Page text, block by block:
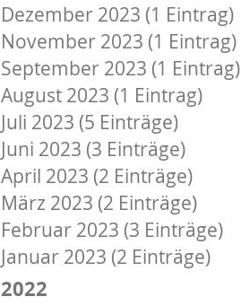
Dezember 2023 (1 Eintrag)
November 2023 (1 Eintrag)
September 2023 (1 Eintrag)
August 2023 (1 Eintrag)
Juli 2023 (5 Einträge)
Juni 2023 (3 Einträge)
April 2023 (2 Einträge)
März 2023 (2 Einträge)
Februar 2023 (3 Einträge)
Januar 2023 (2 Einträge)
2022